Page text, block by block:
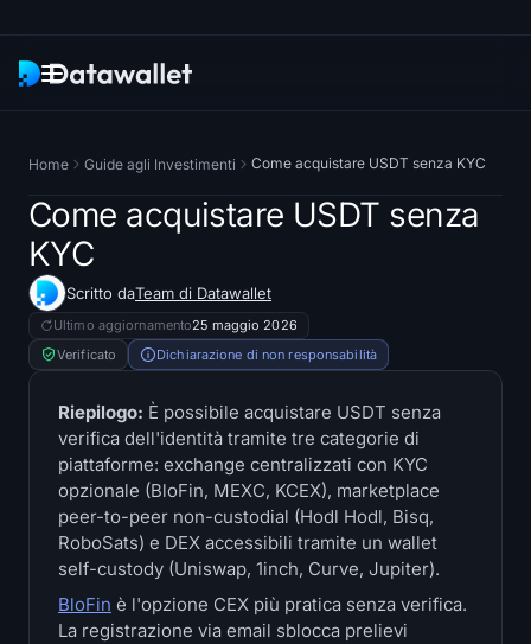
Ricerca
ETF Tracker
Bitcoin ETFs
Solana ETFs
Hyperliquid ETFs
Tesorerie
Tesorerie Bitcoin
Home Guide agli Investimenti Come acquistare USDT senza KYC
Come acquistare USDT senza
KYC
Scritto daTeam di Datawallet
Ultimo aggiornamento25 maggio 2026
Verificato
Dichiarazione di non responsabilità
Riepilogo: È possibile acquistare USDT senza
verifica dell'identità tramite tre categorie di
piattaforme: exchange centralizzati con KYC
opzionale (BloFin, MEXC, KCEX), marketplace
peer-to-peer non-custodial (Hodl Hodl, Bisq,
RoboSats) e DEX accessibili tramite un wallet
self-custody (Uniswap, 1inch, Curve, Jupiter).
BloFin è l'opzione CEX più pratica senza verifica.
La registrazione via email sblocca prelievi